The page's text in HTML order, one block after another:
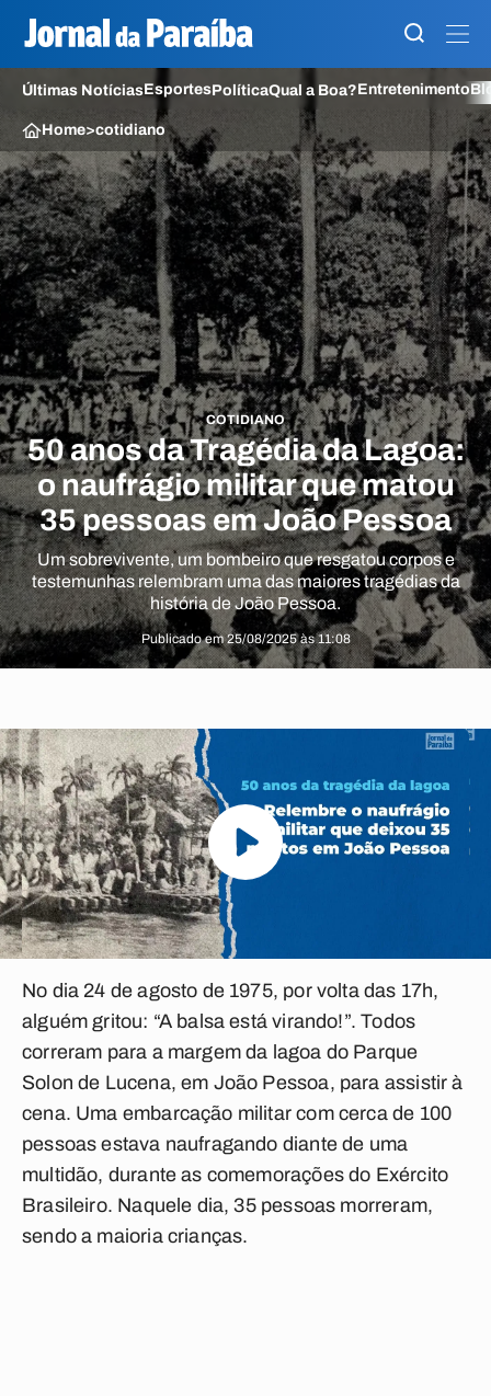
Últimas NotíciasEsportesPolíticaQual a Boa?Entretenimento
Home>cotidiano
COTIDIANO
50 anos da Tragédia da Lagoa:
o naufrágio militar que matou
35 pessoas em João Pessoa
Um sobrevivente, um bombeiro que resgatou corpos e
testemunhas relembram uma das maiores tragédias da
história de João Pessoa.
Publicado em 25/08/2025 às 11:08
No dia 24 de agosto de 1975, por volta das 17h,
alguém gritou: “A balsa está virando!”. Todos
correram para a margem da lagoa do Parque
Solon de Lucena, em João Pessoa, para assistir à
cena. Uma embarcação militar com cerca de 100
pessoas estava naufragando diante de uma
multidão, durante as comemorações do Exército
Brasileiro. Naquele dia, 35 pessoas morreram,
sendo a maioria crianças.